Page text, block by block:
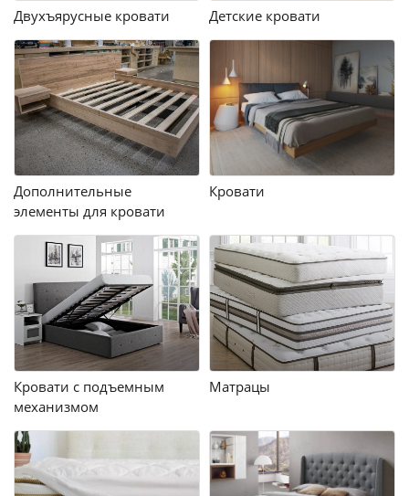
Двухъярусные кровати Детские кровати
Дополнительные
элементы для кровати
Кровати
Кровати с подъемным
механизмом
Матрацы